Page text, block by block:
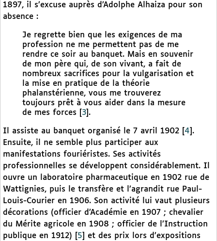
1897, il s’excuse auprès d’Adolphe Alhaiza pour son
absence :
Je regrette bien que les exigences de ma
profession ne me permettent pas de me
rendre ce soir au banquet. Mais en souvenir
de mon père qui, de son vivant, a fait de
nombreux sacrifices pour la vulgarisation et
la mise en pratique de la théorie
phalanstérienne, vous me trouverez
toujours prêt à vous aider dans la mesure
de mes forces
3 .
Il assiste au banquet organisé le 7 avril 1902 4 .
Ensuite, il ne semble plus participer aux
manifestations fouriéristes. Ses activités
professionnelles se développent considérablement. Il
ouvre un laboratoire pharmaceutique en 1902 rue de
Wattignies, puis le transfère et l’agrandit rue Paul-
Louis-Courier en 1906. Son activité lui vaut plusieurs
décorations (officier d’Académie en 1907 ; chevalier
du Mérite agricole en 1908 ; officier de l’Instruction
publique en 1912)
5
et des prix lors d’expositions